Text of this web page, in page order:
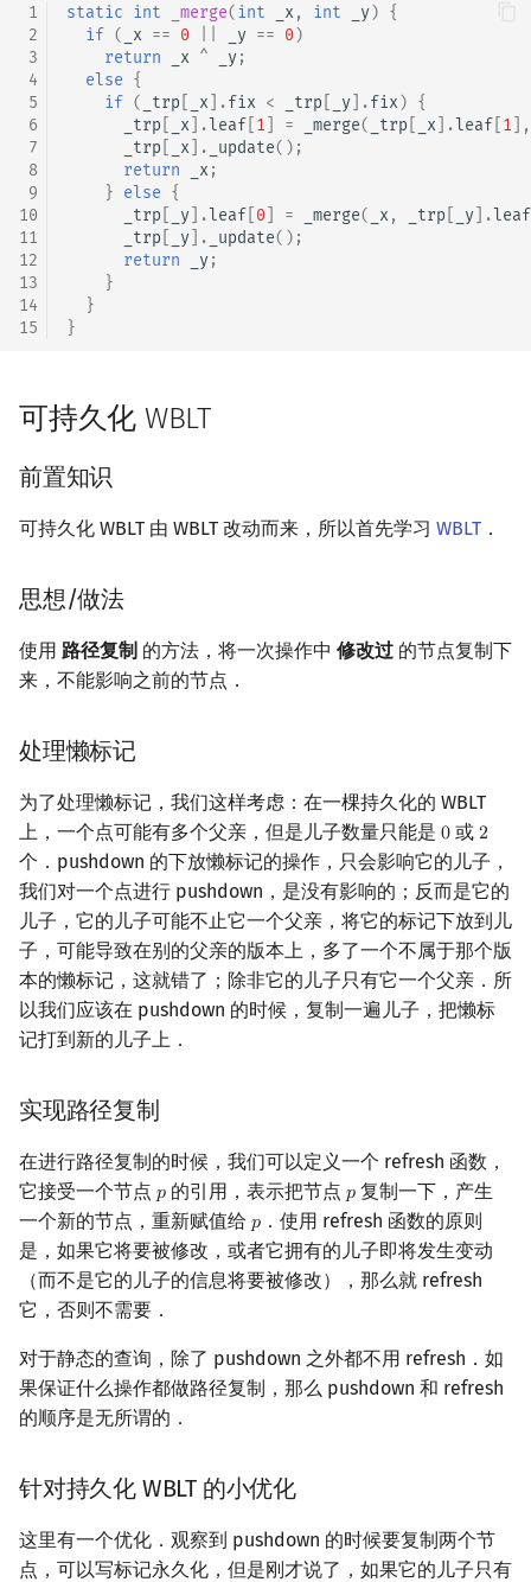
1
2
3
4
5
6
7
8
9
10
11
12
13
14
15
static int _merge(int _x, int _y) {
if ( _x == 0 _y == 0)
return
_x ^ _y;
else {
if ( _trp _x ].fix < _trp _y ].fix) {
_trp
_x ].leaf 1 = _merge( _trp _x ].leaf 1 ],
_trp
_x ]. _update();
return
_x;
} else {
_trp
_y ].leaf 0 = _merge( _x, _trp _y ].leaf
_trp
_y ]. _update();
return
_y;
}
}
}
可持久化 WBLT
前置知识
可持久化 WBLT 由 WBLT 改动而来，所以首先学习 WBLT ．
思想/做法
使用 路径复制 的方法，将一次操作中 修改过 的节点复制下
来，不能影响之前的节点．
处理懒标记
为了处理懒标记，我们这样考虑：在一棵持久化的 WBLT
上，一个点可能有多个父亲，但是儿子数量只能是 0
0 或 2
2
个．pushdown 的下放懒标记的操作，只会影响它的儿子，
我们对一个点进行 pushdown，是没有影响的；反而是它的
儿子，它的儿子可能不止它一个父亲，将它的标记下放到儿
子，可能导致在别的父亲的版本上，多了一个不属于那个版
本的懒标记，这就错了；除非它的儿子只有它一个父亲．所
以我们应该在 pushdown 的时候，复制一遍儿子，把懒标
记打到新的儿子上．
实现路径复制
在进行路径复制的时候，我们可以定义一个 refresh 函数，
它接受一个节点 𝑝
p 的引用，表示把节点𝑝
p 复制一下，产生
一个新的节点，重新赋值给 𝑝
p ．使用 refresh 函数的原则
是，如果它将要被修改，或者它拥有的儿子即将发生变动
（而不是它的儿子的信息将要被修改），那么就 refresh
它，否则不需要．
对于静态的查询，除了 pushdown 之外都不用 refresh．如
果保证什么操作都做路径复制，那么 pushdown 和 refresh
的顺序是无所谓的．
针对持久化 WBLT 的小优化
这里有一个优化．观察到 pushdown 的时候要复制两个节
点，可以写标记永久化，但是刚才说了，如果它的儿子只有